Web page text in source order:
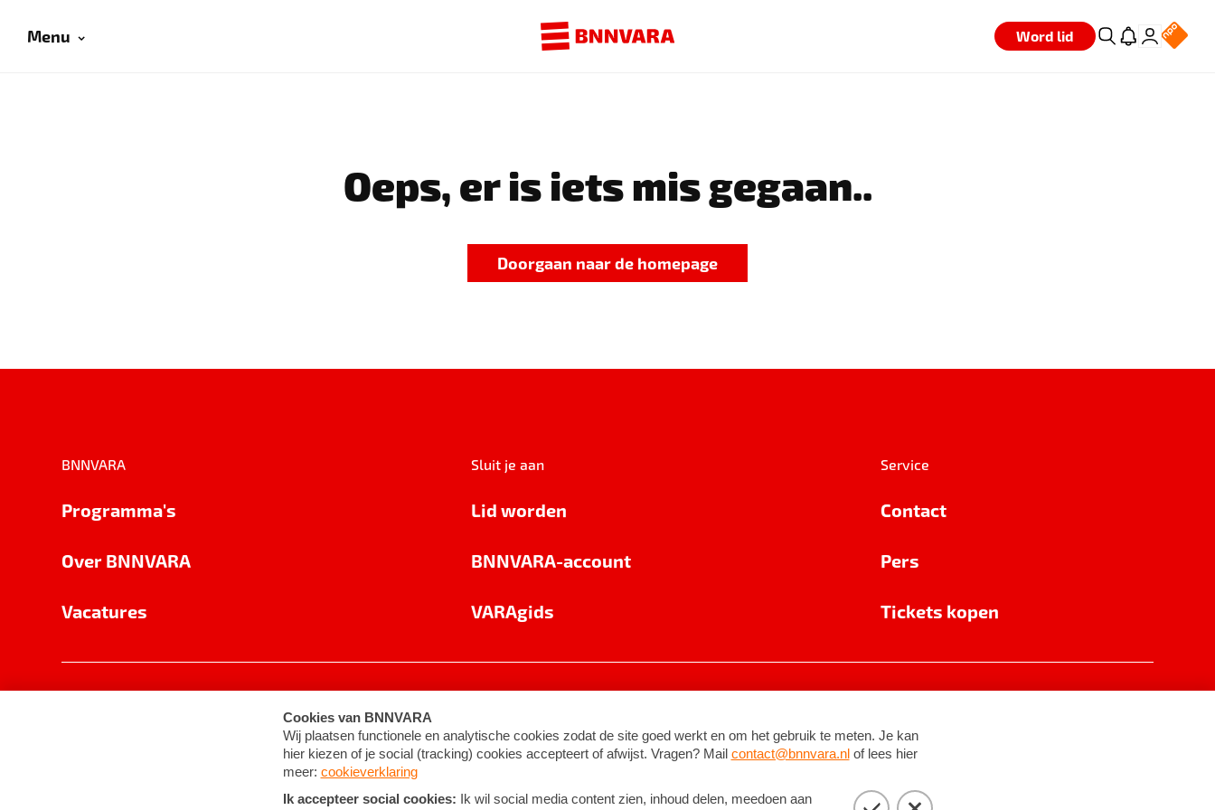
Menu Word lid
Oeps, er is iets mis gegaan..
Doorgaan naar de homepage
BNNVARA
Programma's
Over BNNVARA
Vacatures
Sluit je aan
Lid worden
BNNVARA-account
VARAgids
Service
Contact
Pers
Tickets kopen
Cookie-instellingen Algemene voorwaarden ©2026BNNVARA